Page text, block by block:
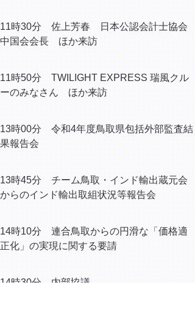
11時30分 佐上芳春 日本公認会計士協会
中国会会長 ほか来訪
11時50分 TWILIGHT EXPRESS 瑞風クル
ーのみなさん ほか来訪
13時00分 令和4年度鳥取県包括外部監査結
果報告会
13時45分 チーム鳥取・インド輸出蔵元会
からのインド輸出取組状況等報告会
14時10分 連合鳥取からの円滑な「価格適
正化」の実現に関する要請
14時30分 内部協議